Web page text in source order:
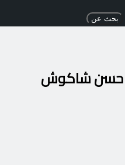
بحث عن
حسن شاكوش